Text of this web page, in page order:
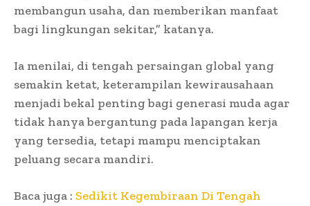
membangun usaha, dan memberikan manfaat
bagi lingkungan sekitar,” katanya.
Ia menilai, di tengah persaingan global yang
semakin ketat, keterampilan kewirausahaan
menjadi bekal penting bagi generasi muda agar
tidak hanya bergantung pada lapangan kerja
yang tersedia, tetapi mampu menciptakan
peluang secara mandiri.
Baca juga : Sedikit Kegembiraan Di Tengah